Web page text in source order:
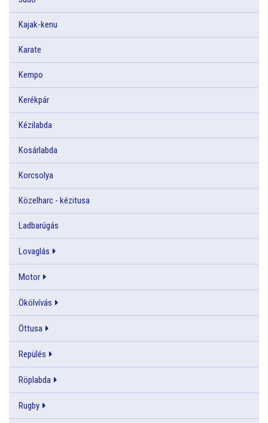
Kajak-kenu
Karate
Kempo
Kerékpár
Kézilabda
Kosárlabda
Korcsolya
Közelharc - kézitusa
Ladbarúgás
Lovaglás
Motor
Ökölvívás
Öttusa
Repülés
Röplabda
Rugby